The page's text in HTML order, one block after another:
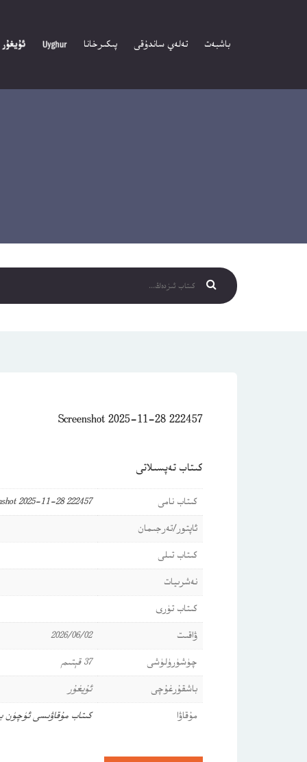
باشبەت تەلەي ساندۇقى پىكىرخانا
Screenshot 2025-11-28 222457
كىتاب تەپسىلاتى
كىتاب نامى
2025-11-28 222457
ئاپتور/تەرجىمان
كىتاب تىلى
نەشرىيات
كىتاب تۈرى
ۋاقىت
2026/06/02
چۈشۈرۈلۈشى
37 قېتىم
باشقۇرغۇچى
ئۇيغۇر
مۇقاۋا
كىتاب مۇقاۋىسى ئۈچۈن